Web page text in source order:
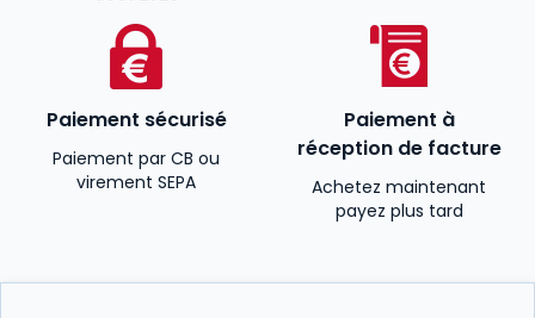
Paiement sécurisé
Paiement par CB ou
virement SEPA
Paiement à
réception de facture
Achetez maintenant
payez plus tard